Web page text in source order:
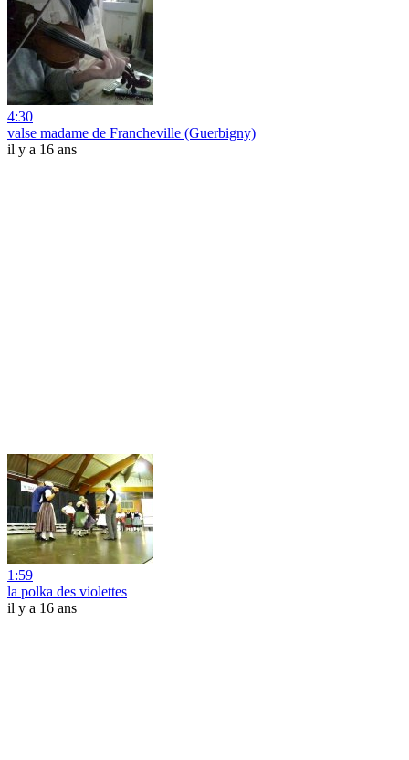
4:30
valse madame de Francheville (Guerbigny)
il y a 16 ans
1:59
la polka des violettes
il y a 16 ans